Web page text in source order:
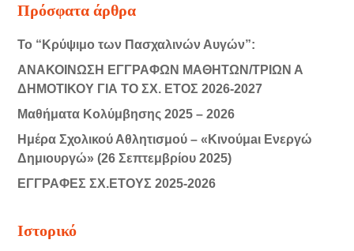
Πρόσφατα άρθρα
Το “Κρύψιμο των Πασχαλινών Αυγών”:
ΑΝΑΚΟΙΝΩΣΗ ΕΓΓΡΑΦΩΝ ΜΑΘΗΤΩΝ/ΤΡΙΩΝ Α
ΔΗΜΟΤΙΚΟΥ ΓΙΑ ΤΟ ΣΧ. ΕΤΟΣ 2026-2027
Μαθήματα Κολύμβησης 2025 – 2026
Ημέρα Σχολικού Αθλητισμού – «Κινούμaι Ενεργώ
Δημιουργώ» (26 Σεπτεμβρίου 2025)
ΕΓΓΡΑΦΕΣ ΣΧ.ΕΤΟΥΣ 2025-2026
Ιστορικό